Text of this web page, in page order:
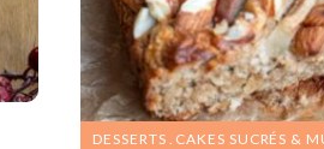
DESSERTS CAKES SUCRÉS &